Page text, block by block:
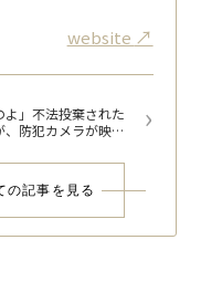
website
よ」不法投棄された
防犯カメラが映し
記事を見る